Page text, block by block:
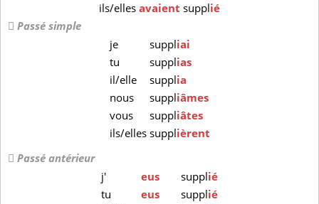
ils/ellesavaient supplié
Passé simple
je
suppliai
tu
supplias
il/elle
supplia
nous
suppliâmes
vous
suppliâtes
ils/elles supplièrent
Passé antérieur
j'
eus supplié
tu
eus supplié